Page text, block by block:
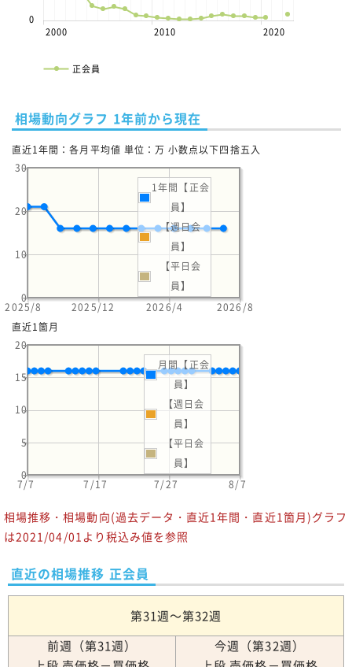
2000 2010 2020
0
正会員
相場動向グラフ 1年前から現在
直近1年間：各月平均値 単位：万 小数点以下四捨五入
2025/8 2025/12 2026/4 2026/8
0
10
20
30
1年間【正会
員】
【週日会
員】
【平日会
員】
直近1箇月
7/7 7/17 7/27 8/7
0
5
10
15
20
月間【正会
員】
【週日会
員】
【平日会
員】
相場推移・相場動向(過去データ・直近1年間・直近1箇月)グラフ
は2021/04/01より税込み値を参照
直近の相場推移 正会員
第31週～第32週
前週（第31週）
今週（第32週）